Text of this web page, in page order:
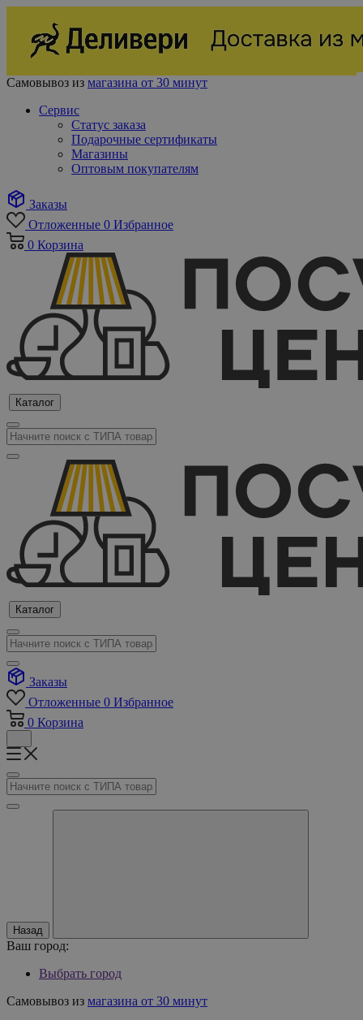
Самовывоз из магазина от 30 минут
Сервис
Статус заказа
Подарочные сертификаты
Магазины
Оптовым покупателям
Заказы
Отложенные 0 Избранное
0 Корзина
Каталог
Каталог
Заказы
Отложенные 0 Избранное
0 Корзина
Назад
Ваш город:
Выбрать город
Самовывоз из магазина от 30 минут